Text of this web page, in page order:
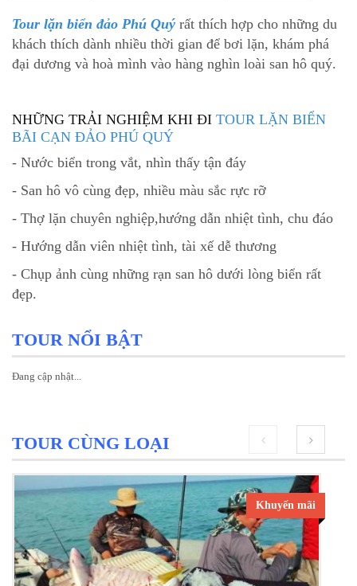
Tour lặn biển đảo Phú Quý rất thích hợp cho những du
khách thích dành nhiều thời gian để bơi lặn, khám phá
đại dương và hoà mình vào hàng nghìn loài san hô quý.
NHỮNG TRẢI NGHIỆM KHI ĐI TOUR LẶN BIỂN
BÃI CẠN ĐẢO PHÚ QUÝ
- Nước biển trong vắt, nhìn thấy tận đáy
- San hô vô cùng đẹp, nhiều màu sắc rực rỡ
- Thợ lặn chuyên nghiệp,hướng dẫn nhiệt tình, chu đáo
- Hướng dẫn viên nhiệt tình, tài xế dễ thương
- Chụp ảnh cùng những rạn san hô dưới lòng biển rất
đẹp.
TOUR NỔI BẬT
Đang cập nhật...
TOUR CÙNG LOẠI
Khuyến mãi